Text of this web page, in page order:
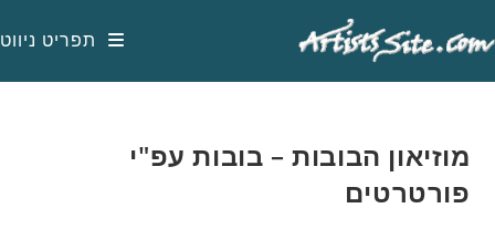
to
תפריט ניווט
מוזיאון הבובות – בובות עפ"י
פורטרטים